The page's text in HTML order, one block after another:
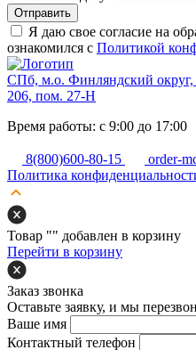
Отправить
Я даю свое согласие на
ознакомился с Политикой
СПб, м.о. Финляндский
206, пом. 27-Н
Время работы: с 9:00 до 17:00
8(800)600-80-15
order-
Политика
Товар "" добавлен в корзину
Перейти в корзину
Заказ звонка
Оставьте заявку, и мы
Ваше имя
Контактный телефон